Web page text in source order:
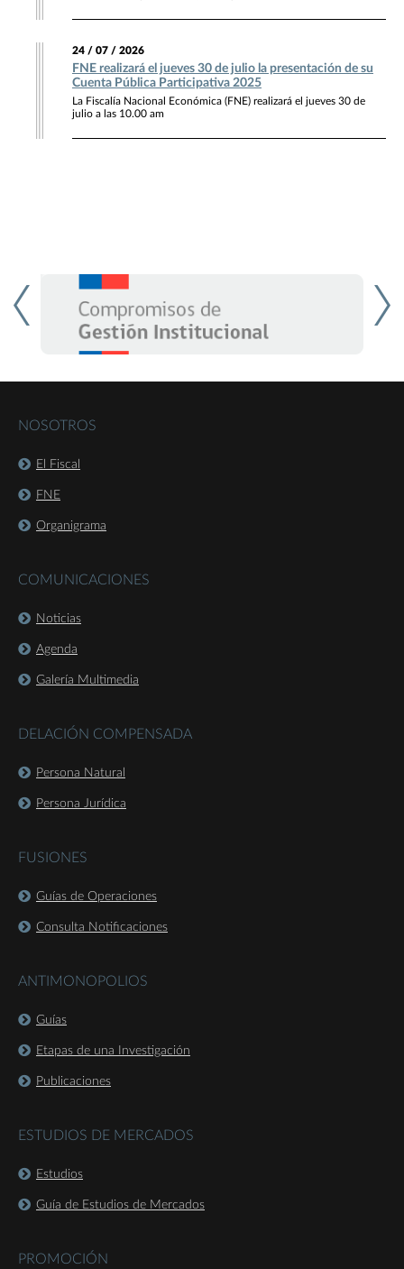
24 / 07 / 2026
FNE realizará el jueves 30 de julio la presentación de su
Cuenta Pública Participativa 2025
La Fiscalía Nacional Económica (FNE) realizará el jueves 30 de
julio a las 10.00 am
NOSOTROS
El Fiscal
FNE
Organigrama
COMUNICACIONES
Noticias
Agenda
Galería Multimedia
DELACIÓN COMPENSADA
Persona Natural
Persona Jurídica
FUSIONES
Guías de Operaciones
Consulta Notificaciones
ANTIMONOPOLIOS
Guías
Etapas de una Investigación
Publicaciones
ESTUDIOS DE MERCADOS
Estudios
Guía de Estudios de Mercados
PROMOCIÓN